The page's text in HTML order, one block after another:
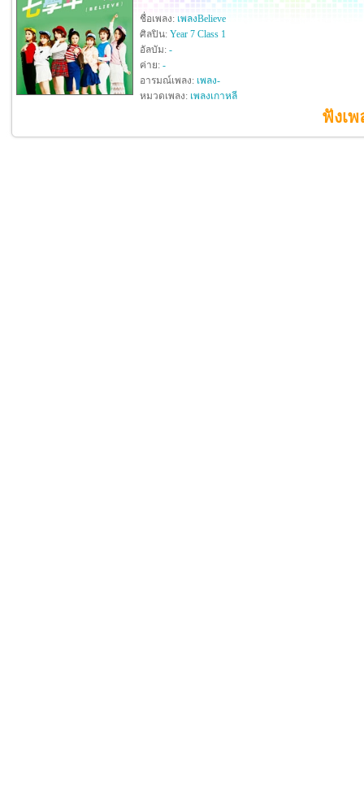
ชื่อเพลง: เพลงBelieve
ศิลปิน: Year 7 Class 1
อัลบัม: -
ค่าย: -
อารมณ์เพลง: เพลง-
หมวดเพลง: เพลงเกาหลี
ฟังเพ